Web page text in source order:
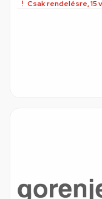
Csak rendelésre, 15